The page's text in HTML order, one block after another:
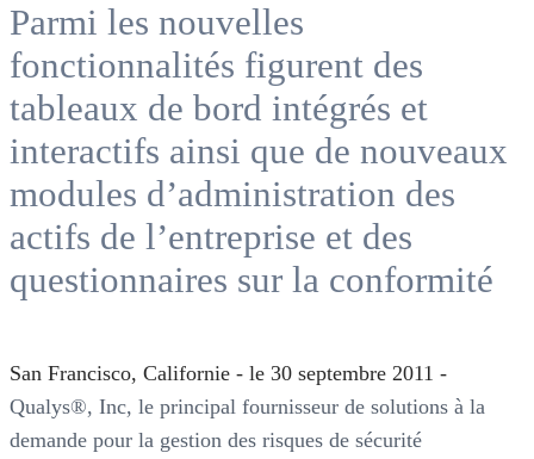
Parmi les nouvelles
fonctionnalités figurent des
tableaux de bord intégrés et
interactifs ainsi que de nouveaux
modules d’administration des
actifs de l’entreprise et des
questionnaires sur la conformité
San Francisco, Californie - le 30 septembre 2011 -
Qualys®, Inc, le principal fournisseur de solutions à la
demande pour la gestion des risques de sécurité